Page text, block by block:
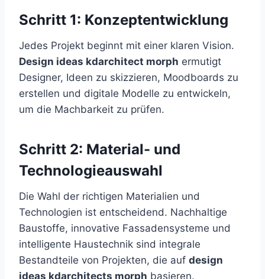
Schritt 1: Konzeptentwicklung
Jedes Projekt beginnt mit einer klaren Vision.
Design ideas kdarchitect morph ermutigt
Designer, Ideen zu skizzieren, Moodboards zu
erstellen und digitale Modelle zu entwickeln,
um die Machbarkeit zu prüfen.
Schritt 2: Material- und
Technologieauswahl
Die Wahl der richtigen Materialien und
Technologien ist entscheidend. Nachhaltige
Baustoffe, innovative Fassadensysteme und
intelligente Haustechnik sind integrale
Bestandteile von Projekten, die auf design
ideas kdarchitects morph basieren.